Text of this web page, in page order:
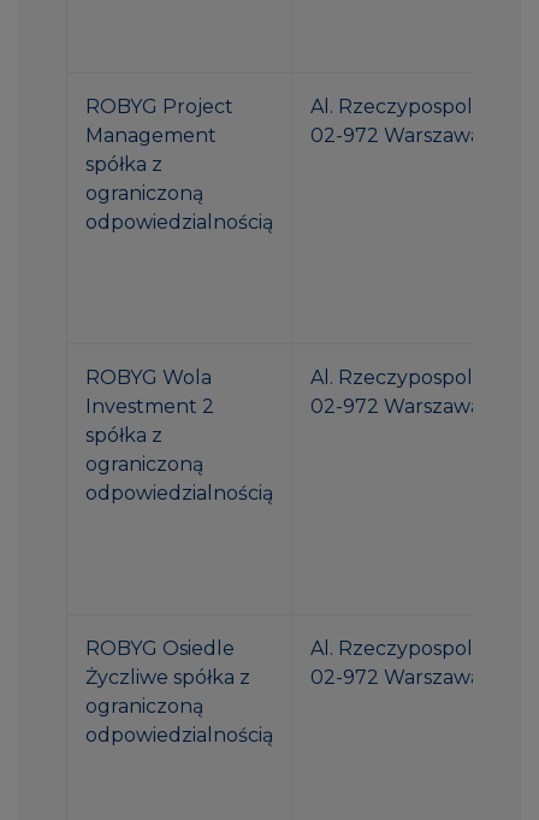
ROBYG Project
Management
spółka z
ograniczoną
odpowiedzialnością
Al. Rzeczypospolitej 1
02-972 Warszawa
ROBYG Wola
Investment 2
spółka z
ograniczoną
odpowiedzialnością
Al. Rzeczypospolitej 1
02-972 Warszawa
ROBYG Osiedle
Życzliwe spółka z
ograniczoną
odpowiedzialnością
Al. Rzeczypospolitej 1
02-972 Warszawa